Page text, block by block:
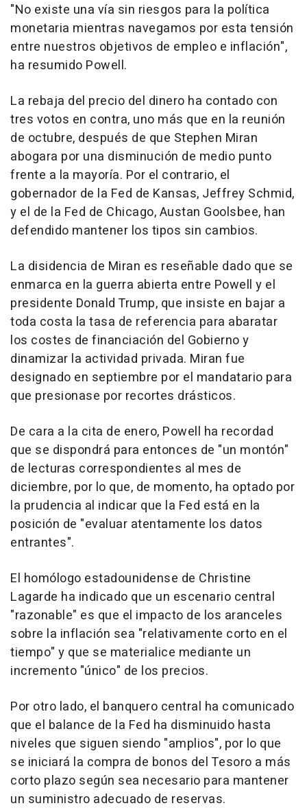
"No existe una vía sin riesgos para la política
monetaria mientras navegamos por esta tensión
entre nuestros objetivos de empleo e inflación",
ha resumido Powell.
La rebaja del precio del dinero ha contado con
tres votos en contra, uno más que en la reunión
de octubre, después de que Stephen Miran
abogara por una disminución de medio punto
frente a la mayoría. Por el contrario, el
gobernador de la Fed de Kansas, Jeffrey Schmid,
y el de la Fed de Chicago, Austan Goolsbee, han
defendido mantener los tipos sin cambios.
La disidencia de Miran es reseñable dado que se
enmarca en la guerra abierta entre Powell y el
presidente Donald Trump, que insiste en bajar a
toda costa la tasa de referencia para abaratar
los costes de financiación del Gobierno y
dinamizar la actividad privada. Miran fue
designado en septiembre por el mandatario para
que presionase por recortes drásticos.
De cara a la cita de enero, Powell ha recordad
que se dispondrá para entonces de "un montón"
de lecturas correspondientes al mes de
diciembre, por lo que, de momento, ha optado por
la prudencia al indicar que la Fed está en la
posición de "evaluar atentamente los datos
entrantes".
El homólogo estadounidense de Christine
Lagarde ha indicado que un escenario central
"razonable" es que el impacto de los aranceles
sobre la inflación sea "relativamente corto en el
tiempo" y que se materialice mediante un
incremento "único" de los precios.
Por otro lado, el banquero central ha comunicado
que el balance de la Fed ha disminuido hasta
niveles que siguen siendo "amplios", por lo que
se iniciará la compra de bonos del Tesoro a más
corto plazo según sea necesario para mantener
un suministro adecuado de reservas.